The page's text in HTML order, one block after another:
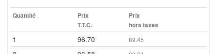
Quantité
Prix
T.T.C.
Prix
hors taxes
1 96.70 89.45